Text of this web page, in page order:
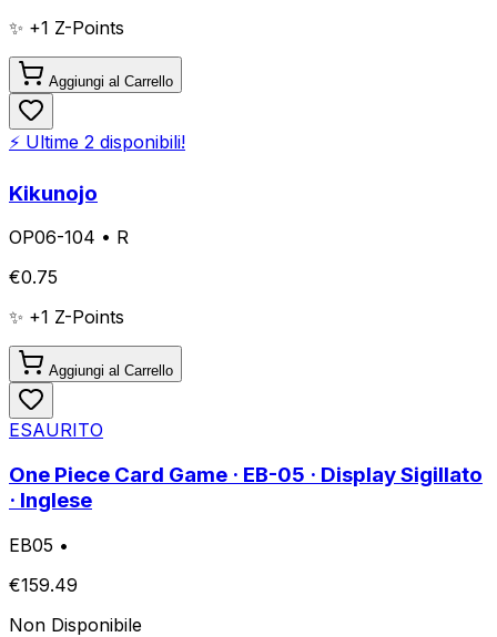
✨ +1 Z-Points
Aggiungi al Carrello
⚡ Ultime 2 disponibili!
Kikunojo
OP06-104 • R
€0.75
✨ +1 Z-Points
Aggiungi al Carrello
ESAURITO
One Piece Card Game · EB-05 · Display Sigillato
· Inglese
EB05 •
€159.49
Non Disponibile